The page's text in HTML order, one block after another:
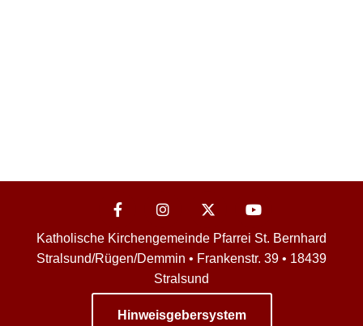
Katholische Kirchengemeinde Pfarrei St. Bernhard
Stralsund/Rügen/Demmin • Frankenstr. 39 • 18439
Stralsund
Hinweisgebersystem